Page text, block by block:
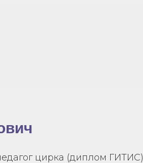
цирка (диплом ГИТИС)